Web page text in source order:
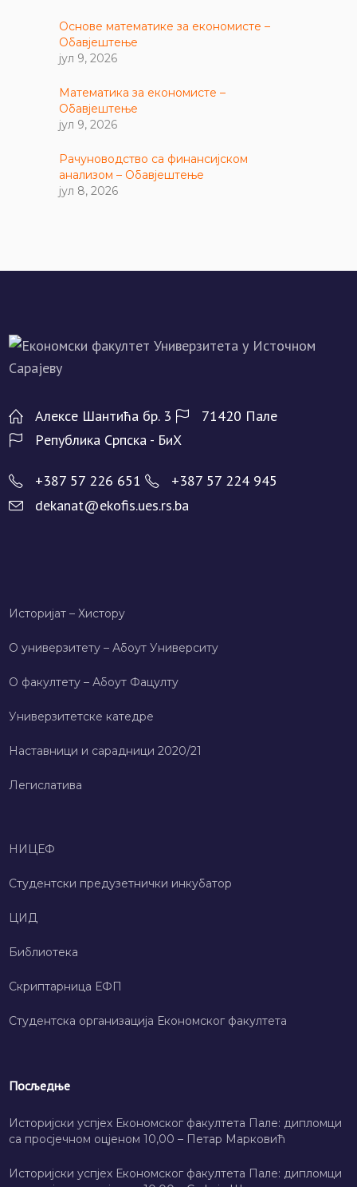
Основе математике за економисте –
Обавјештење
јул 9, 2026
Математика за економисте –
Обавјештење
јул 9, 2026
Рачуноводство са финансијском
анализом – Обавјештење
јул 8, 2026
Алeксe Шантића бр. 3
71420 Палe
Рeпублика Српска - БиХ
+387 57 226 651
+387 57 224 945
dekanat@ekofis.ues.rs.ba
Историјат – Хисторy
О универзитету – Абоут Университy
О факултету – Абоут Фацултy
Универзитетске катедре
Наставници и сарадници 2020/21
Легислатива
НИЦЕФ
Студентски предузетнички инкубатор
ЦИД
Библиотека
Скриптарница ЕФП
Студентска организација Економског факултета
Посљедње
Историјски успјех Економског факултета Пале: дипломци
са просјечном оцјеном 10,00 – Петар Марковић
Историјски успјех Економског факултета Пале: дипломци